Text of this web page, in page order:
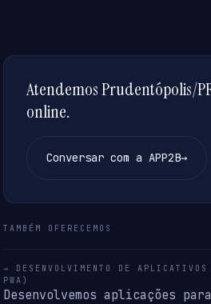
Atendemos Prudentópolis/
online.
Conversar com a APP2B→
TAMBÉM OFERECEMOS
→ DESENVOLVIMENTO DE
PWA)
Desenvolvemos aplicações